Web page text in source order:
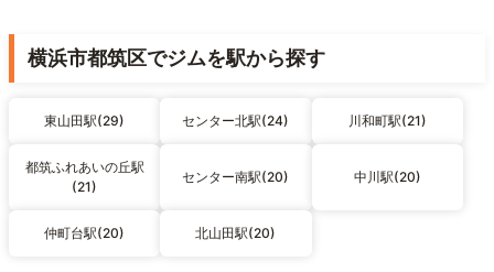
横浜市都筑区でジムを駅から探す
東山田駅(29) センター北駅(24) 川和町駅(21)
都筑ふれあいの丘駅
(21)
センター南駅(20) 中川駅(20)
仲町台駅(20) 北山田駅(20)